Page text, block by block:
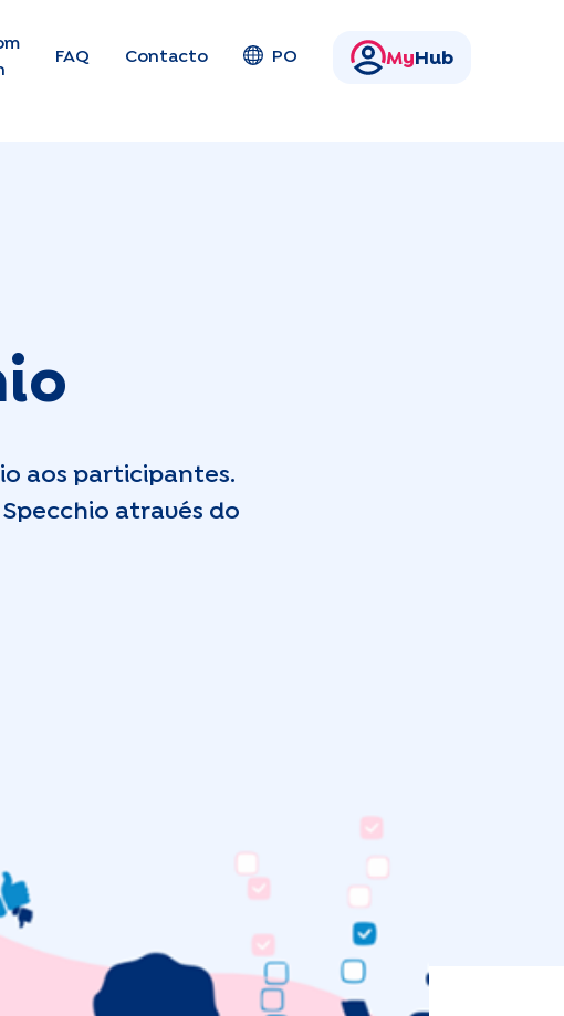
FAQ Contacto PO My Hub
aos participantes.
através do